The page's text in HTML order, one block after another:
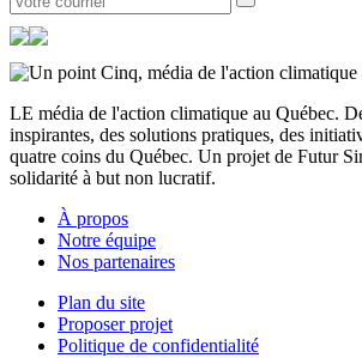
LE média de l'action climatique au Québec.
inspirantes, des solutions pratiques, des
quatre coins du Québec. Un projet de Futur
solidarité à but non lucratif.
À propos
Notre équipe
Nos partenaires
Plan du site
Proposer projet
Politique de confidentialité